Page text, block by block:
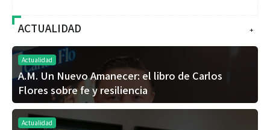
+
ACTUALIDAD
Actualidad
A.M. Un Nuevo Amanecer: el libro de Carlos
Flores sobre fe y resiliencia
Actualidad